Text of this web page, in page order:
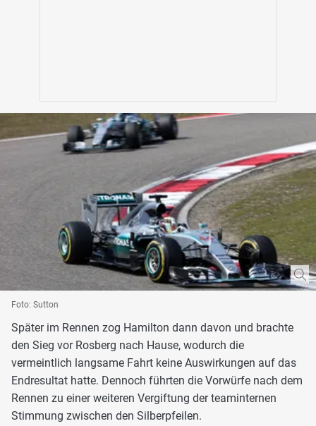
Foto: Sutton
Später im Rennen zog Hamilton dann davon und brachte
den Sieg vor Rosberg nach Hause, wodurch die
vermeintlich langsame Fahrt keine Auswirkungen auf das
Endresultat hatte. Dennoch führten die Vorwürfe nach dem
Rennen zu einer weiteren Vergiftung der teaminternen
Stimmung zwischen den Silberpfeilen.